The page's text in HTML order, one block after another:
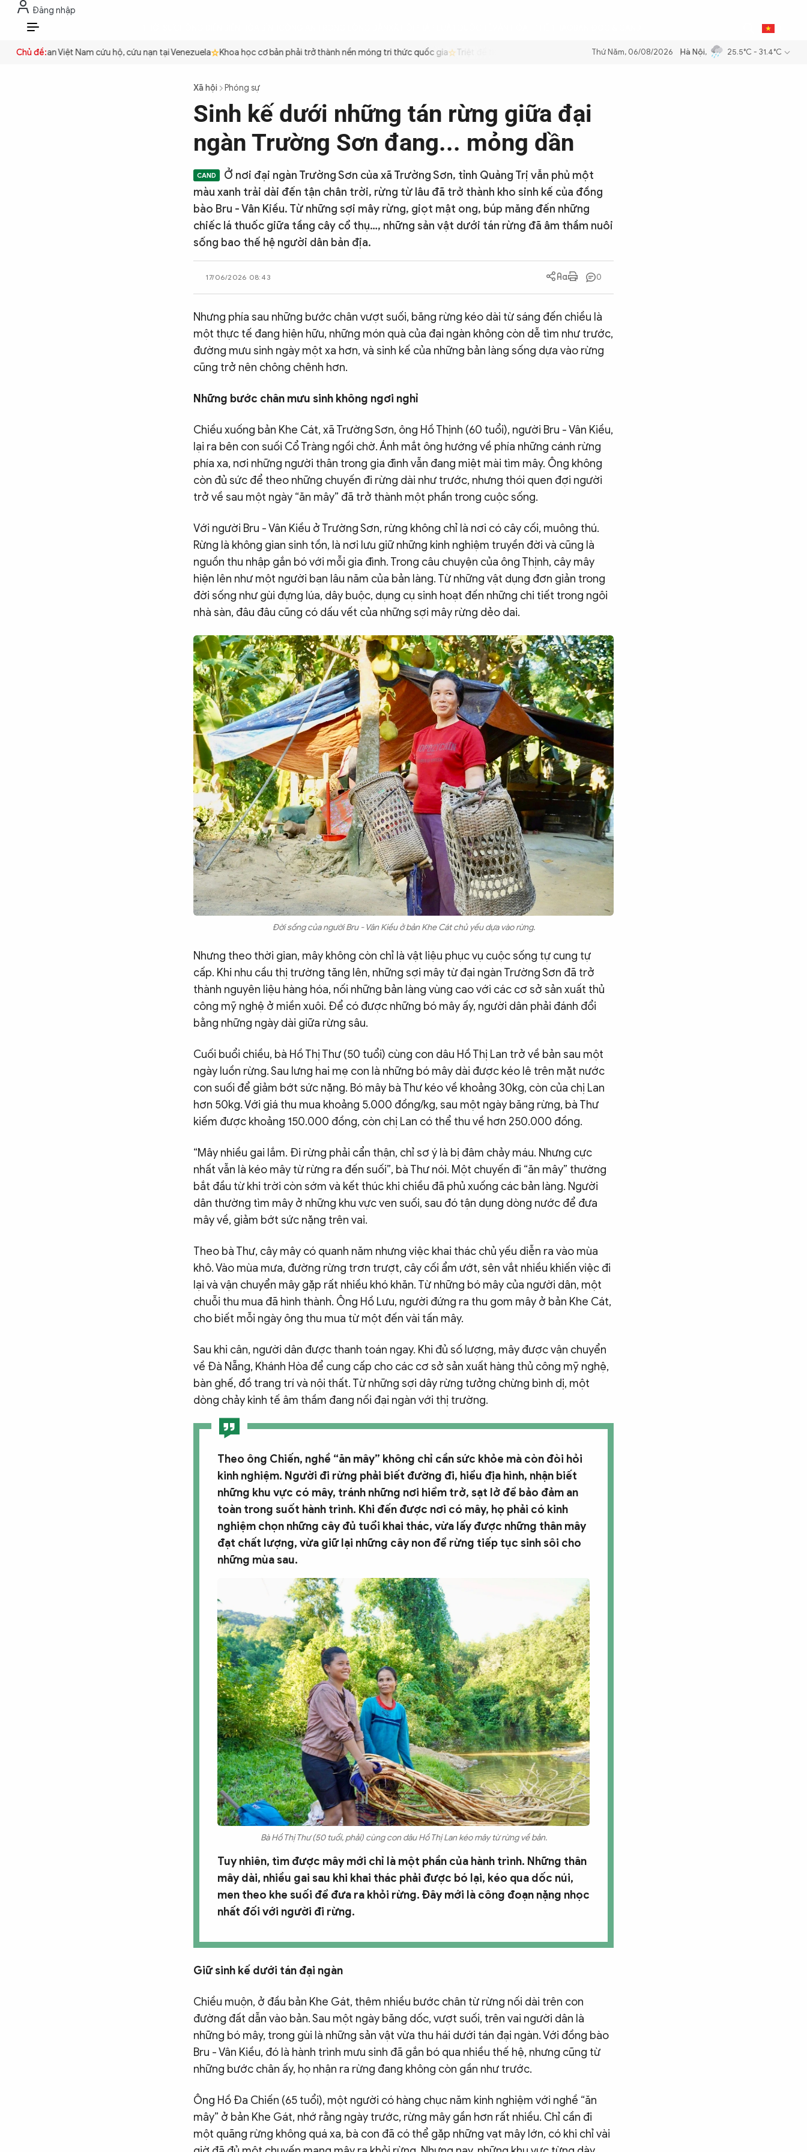
Đăng nhập
VI
Chủ đề:
Công an Việt Nam cứu hộ, cứu nạn tại Venezuela Khoa học cơ bản phải trở thành nền móng tri thức quốc gia Triệt để tiết kiệm xăng dầu để đảm bảo an ninh năng lượng quốc gia Thực hiện Nghị quyết
Thứ Năm, 06/08/2026 Hà Nội, 25.5°C - 31.4°C
Xã hội Phóng sự
Sinh kế dưới những tán rừng giữa đại
ngàn Trường Sơn đang... mỏng dần
Ở nơi đại ngàn Trường Sơn của xã Trường Sơn, tỉnh Quảng Trị vẫn phủ một
màu xanh trải dài đến tận chân trời, rừng từ lâu đã trở thành kho sinh kế của đồng
bào Bru - Vân Kiều. Từ những sợi mây rừng, giọt mật ong, búp măng đến những
chiếc lá thuốc giữa tầng cây cổ thụ…, những sản vật dưới tán rừng đã âm thầm nuôi
sống bao thế hệ người dân bản địa.
17/06/2026 08:43 0
Nhưng phía sau những bước chân vượt suối, băng rừng kéo dài từ sáng đến chiều là
một thực tế đang hiện hữu, những món quà của đại ngàn không còn dễ tìm như trước,
đường mưu sinh ngày một xa hơn, và sinh kế của những bản làng sống dựa vào rừng
cũng trở nên chông chênh hơn.
Những bước chân mưu sinh không ngơi nghỉ
Chiều xuống bản Khe Cát, xã Trường Sơn, ông Hồ Thịnh (60 tuổi), người Bru - Vân Kiều,
lại ra bên con suối Cổ Tràng ngồi chờ. Ánh mắt ông hướng về phía những cánh rừng
phía xa, nơi những người thân trong gia đình vẫn đang miệt mài tìm mây. Ông không
còn đủ sức để theo những chuyến đi rừng dài như trước, nhưng thói quen đợi người
trở về sau một ngày “ăn mây” đã trở thành một phần trong cuộc sống.
Với người Bru - Vân Kiều ở Trường Sơn, rừng không chỉ là nơi có cây cối, muông thú.
Rừng là không gian sinh tồn, là nơi lưu giữ những kinh nghiệm truyền đời và cũng là
nguồn thu nhập gắn bó với mỗi gia đình. Trong câu chuyện của ông Thịnh, cây mây
hiện lên như một người bạn lâu năm của bản làng. Từ những vật dụng đơn giản trong
đời sống như gùi đựng lúa, dây buộc, dụng cụ sinh hoạt đến những chi tiết trong ngôi
nhà sàn, đâu đâu cũng có dấu vết của những sợi mây rừng dẻo dai.
Đời sống của người Bru - Vân Kiều ở bản Khe Cát chủ yếu dựa vào rừng.
Nhưng theo thời gian, mây không còn chỉ là vật liệu phục vụ cuộc sống tự cung tự
cấp. Khi nhu cầu thị trường tăng lên, những sợi mây từ đại ngàn Trường Sơn đã trở
thành nguyên liệu hàng hóa, nối những bản làng vùng cao với các cơ sở sản xuất thủ
công mỹ nghệ ở miền xuôi. Để có được những bó mây ấy, người dân phải đánh đổi
bằng những ngày dài giữa rừng sâu.
Cuối buổi chiều, bà Hồ Thị Thư (50 tuổi) cùng con dâu Hồ Thị Lan trở về bản sau một
ngày luồn rừng. Sau lưng hai mẹ con là những bó mây dài được kéo lê trên mặt nước
con suối để giảm bớt sức nặng. Bó mây bà Thư kéo về khoảng 30kg, còn của chị Lan
hơn 50kg. Với giá thu mua khoảng 5.000 đồng/kg, sau một ngày băng rừng, bà Thư
kiếm được khoảng 150.000 đồng, còn chị Lan có thể thu về hơn 250.000 đồng.
“Mây nhiều gai lắm. Đi rừng phải cẩn thận, chỉ sơ ý là bị đâm chảy máu. Nhưng cực
nhất vẫn là kéo mây từ rừng ra đến suối”, bà Thư nói. Một chuyến đi “ăn mây” thường
bắt đầu từ khi trời còn sớm và kết thúc khi chiều đã phủ xuống các bản làng. Người
dân thường tìm mây ở những khu vực ven suối, sau đó tận dụng dòng nước để đưa
mây về, giảm bớt sức nặng trên vai.
Theo bà Thư, cây mây có quanh năm nhưng việc khai thác chủ yếu diễn ra vào mùa
khô. Vào mùa mưa, đường rừng trơn trượt, cây cối ẩm ướt, sên vắt nhiều khiến việc đi
lại và vận chuyển mây gặp rất nhiều khó khăn. Từ những bó mây của người dân, một
chuỗi thu mua đã hình thành. Ông Hồ Lưu, người đứng ra thu gom mây ở bản Khe Cát,
cho biết mỗi ngày ông thu mua từ một đến vài tấn mây.
Sau khi cân, người dân được thanh toán ngay. Khi đủ số lượng, mây được vận chuyển
về Đà Nẵng, Khánh Hòa để cung cấp cho các cơ sở sản xuất hàng thủ công mỹ nghệ,
bàn ghế, đồ trang trí và nội thất. Từ những sợi dây rừng tưởng chừng bình dị, một
dòng chảy kinh tế âm thầm đang nối đại ngàn với thị trường.
Theo ông Chiến, nghề “ăn mây” không chỉ cần sức khỏe mà còn đòi hỏi
kinh nghiệm. Người đi rừng phải biết đường đi, hiểu địa hình, nhận biết
những khu vực có mây, tránh những nơi hiểm trở, sạt lở để bảo đảm an
toàn trong suốt hành trình. Khi đến được nơi có mây, họ phải có kinh
nghiệm chọn những cây đủ tuổi khai thác, vừa lấy được những thân mây
đạt chất lượng, vừa giữ lại những cây non để rừng tiếp tục sinh sôi cho
những mùa sau.
Bà Hồ Thị Thư (50 tuổi, phải) cùng con dâu Hồ Thị Lan kéo mây từ rừng về bản.
Tuy nhiên, tìm được mây mới chỉ là một phần của hành trình. Những thân
mây dài, nhiều gai sau khi khai thác phải được bó lại, kéo qua dốc núi,
men theo khe suối để đưa ra khỏi rừng. Đây mới là công đoạn nặng nhọc
nhất đối với người đi rừng.
Giữ sinh kế dưới tán đại ngàn
Chiều muộn, ở đầu bản Khe Gát, thêm nhiều bước chân từ rừng nối dài trên con
đường đất dẫn vào bản. Sau một ngày băng dốc, vượt suối, trên vai người dân là
những bó mây, trong gùi là những sản vật vừa thu hái dưới tán đại ngàn. Với đồng bào
Bru - Vân Kiều, đó là hành trình mưu sinh đã gắn bó qua nhiều thế hệ, nhưng cũng từ
những bước chân ấy, họ nhận ra rừng đang không còn gần như trước.
Ông Hồ Đa Chiến (65 tuổi), một người có hàng chục năm kinh nghiệm với nghề “ăn
mây” ở bản Khe Gát, nhớ rằng ngày trước, rừng mây gần hơn rất nhiều. Chỉ cần đi
một quãng rừng không quá xa, bà con đã có thể gặp những vạt mây lớn, có khi chỉ vài